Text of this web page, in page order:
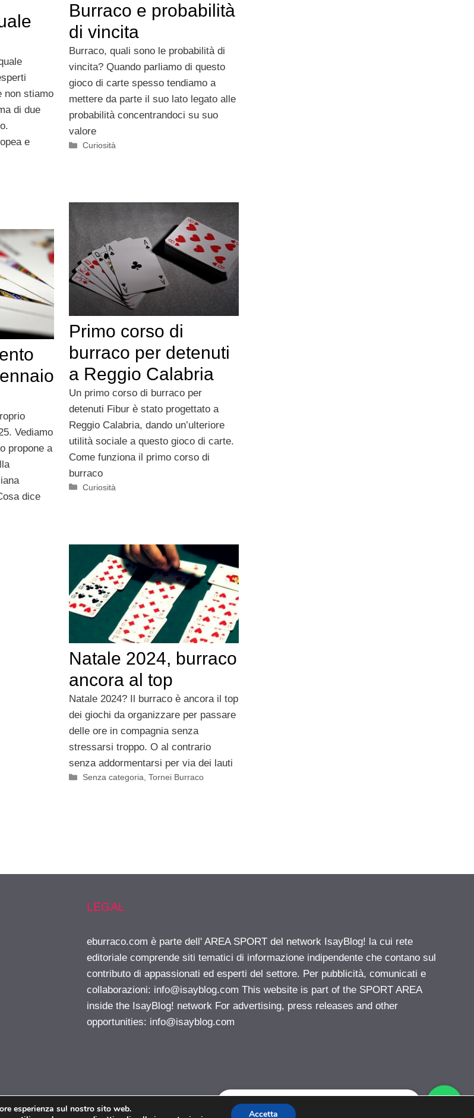
Burraco e probabilità
di vincita
Burraco, quali sono le probabilità di
vincita? Quando parliamo di questo
gioco di carte spesso tendiamo a
mettere da parte il suo lato legato alle
probabilità concentrandoci su suo
valore
Categorie
Curiosità
non stiamo
di due
e
Primo corso di
burraco per detenuti
a Reggio Calabria
Un primo corso di burraco per
detenuti Fibur è stato progettato a
Reggio Calabria, dando un’ulteriore
utilità sociale a questo gioco di carte.
Come funziona il primo corso di
burraco
Categorie
Curiosità
Vediamo
propone a
dice
Natale 2024, burraco
ancora al top
Natale 2024? Il burraco è ancora il top
dei giochi da organizzare per passare
delle ore in compagnia senza
stressarsi troppo. O al contrario
senza addormentarsi per via dei lauti
Categorie
Senza categoria,Tornei Burraco
LEGAL
eburraco.com è parte dell' AREA SPORT del network IsayBlog! la cui rete
editoriale comprende siti tematici di informazione indipendente che contano sul
contributo di appassionati ed esperti del settore. Per pubblicità, comunicati e
collaborazioni: info@isayblog.com This website is part of the SPORT AREA
inside the IsayBlog! network For advertising, press releases and other
opportunities: info@isayblog.com
© 2026. All right reserverd.
esperienza sul nostro sito web.
Accetta
Vuoi pubblicare sul nostro network?